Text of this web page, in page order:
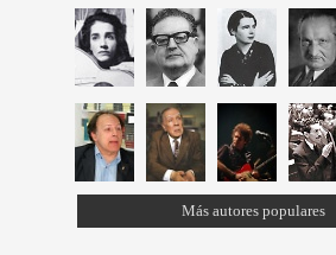
Más autores populares